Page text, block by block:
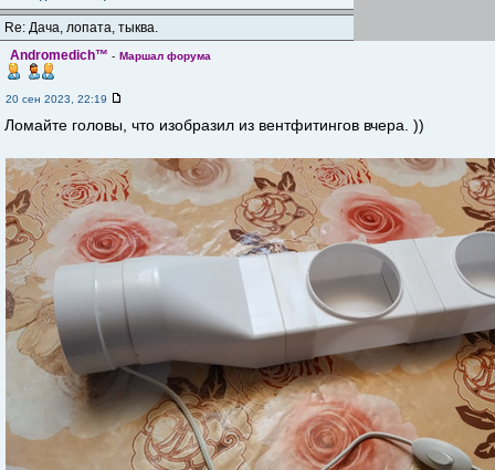
Re: Дача, лопата, тыква.
Andromedich™ - Маршал форума
20 сен 2023, 22:19
Ломайте головы, что изобразил из вентфитингов вчера. ))